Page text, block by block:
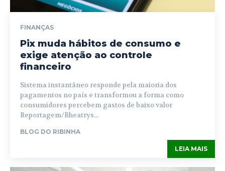
FINANÇAS
Pix muda hábitos de consumo e
exige atenção ao controle
financeiro
Sistema instantâneo responde pela maioria dos
pagamentos no país e transformou a forma como
consumidores percebem gastos de baixo valor
Reportagem/Bheatrys...
BLOG DO RIBINHA
LEIA MAIS